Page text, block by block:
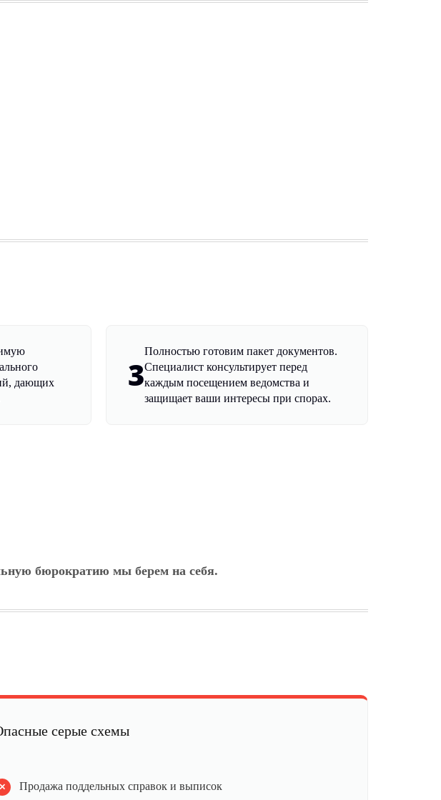
дающих
3
Полностью готовим пакет документов.
Специалист консультирует перед
каждым посещением ведомства и
защищает ваши интересы при спорах.
бюрократию мы берем на себя.
серые схемы
Продажа поддельных справок и выписок